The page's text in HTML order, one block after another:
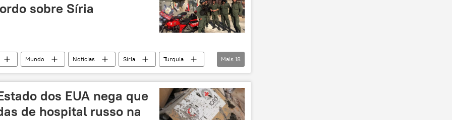
sobre Síria
Mundo Notícias Síria
Turquia
John Kerry Sergei Lavrov
John Kirby
Departamento de Estado dos EUA
combatentes
Mais 18
dos EUA nega que
de hospital russo na